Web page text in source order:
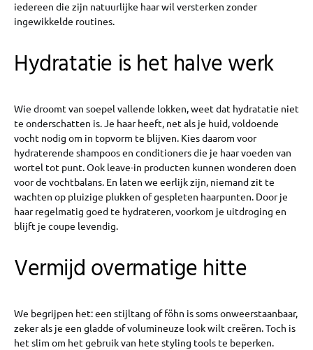
iedereen die zijn natuurlijke haar wil versterken zonder
ingewikkelde routines.
Hydratatie is het halve werk
Wie droomt van soepel vallende lokken, weet dat hydratatie niet
te onderschatten is. Je haar heeft, net als je huid, voldoende
vocht nodig om in topvorm te blijven. Kies daarom voor
hydraterende shampoos en conditioners die je haar voeden van
wortel tot punt. Ook leave-in producten kunnen wonderen doen
voor de vochtbalans. En laten we eerlijk zijn, niemand zit te
wachten op pluizige plukken of gespleten haarpunten. Door je
haar regelmatig goed te hydrateren, voorkom je uitdroging en
blijft je coupe levendig.
Vermijd overmatige hitte
We begrijpen het: een stijltang of föhn is soms onweerstaanbaar,
zeker als je een gladde of volumineuze look wilt creëren. Toch is
het slim om het gebruik van hete styling tools te beperken.